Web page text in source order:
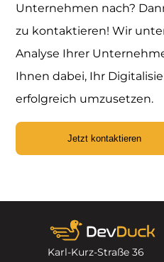
Unternehmen nach?
zu kontaktieren! Wir
Analyse Ihrer
Ihnen dabei, Ihr
erfolgreich umzusetzen.
Jetzt kontaktieren
Karl-Kurz-Straße 36